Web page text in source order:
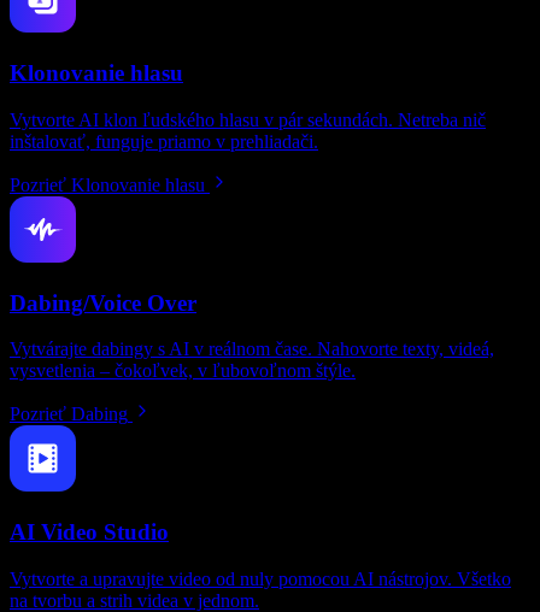
Klonovanie hlasu
Vytvorte AI klon ľudského hlasu v pár sekundách. Netreba nič
inštalovať, funguje priamo v prehliadači.
Pozrieť Klonovanie hlasu
Dabing/Voice Over
Vytvárajte dabingy s AI v reálnom čase. Nahovorte texty, videá,
vysvetlenia – čokoľvek, v ľubovoľnom štýle.
Pozrieť Dabing
AI Video Studio
Vytvorte a upravujte video od nuly pomocou AI nástrojov. Všetko
na tvorbu a strih videa v jednom.